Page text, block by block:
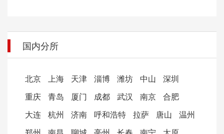
国内分所
北京 上海 天津 淄博 潍坊 中山
深圳
重庆
青岛 厦门 成都 武汉 南京
合肥
大连
杭州 济南 呼和浩特 拉萨 唐山
温州